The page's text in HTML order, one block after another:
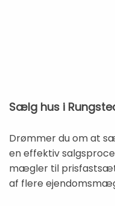
Sælg hus i
Drømmer du om at
en effektiv
mægler til
af flere